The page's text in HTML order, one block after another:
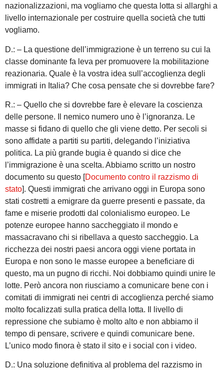
nazionalizzazioni, ma vogliamo che questa lotta si allarghi a
livello internazionale per costruire quella società che tutti
vogliamo.
D.: – La questione dell’immigrazione è un terreno su cui la
classe dominante fa leva per promuovere la mobilitazione
reazionaria. Quale è la vostra idea sull’accoglienza degli
immigrati in Italia? Che cosa pensate che si dovrebbe fare?
R.: – Quello che si dovrebbe fare è elevare la coscienza
delle persone. Il nemico numero uno è l’ignoranza. Le
masse si fidano di quello che gli viene detto. Per secoli si
sono affidate a partiti su partiti, delegando l’iniziativa
politica. La più grande bugia è quando si dice che
l’immigrazione è una scelta. Abbiamo scritto un nostro
documento su questo [Documento contro il razzismo di
stato]. Questi immigrati che arrivano oggi in Europa sono
stati costretti a emigrare da guerre presenti e passate, da
fame e miserie prodotti dal colonialismo europeo. Le
potenze europee hanno saccheggiato il mondo e
massacravano chi si ribellava a questo saccheggio. La
ricchezza dei nostri paesi ancora oggi viene portata in
Europa e non sono le masse europee a beneficiare di
questo, ma un pugno di ricchi. Noi dobbiamo quindi unire le
lotte. Però ancora non riusciamo a comunicare bene con i
comitati di immigrati nei centri di accoglienza perché siamo
molto focalizzati sulla pratica della lotta. Il livello di
repressione che subiamo è molto alto e non abbiamo il
tempo di pensare, scrivere e quindi comunicare bene.
L’unico modo finora è stato il sito e i social con i video.
D.: Una soluzione definitiva al problema del razzismo in